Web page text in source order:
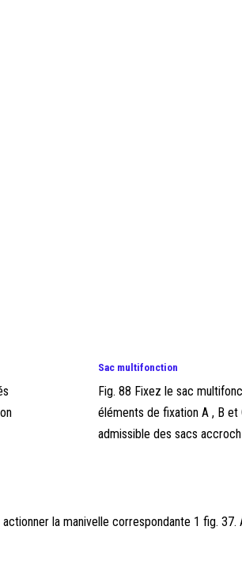
Sac multifonction
Fig. 88 Fixez le sac
éléments de fixation A , B
admissible des sacs accroch
la manivelle correspondante 1 fig. 37.